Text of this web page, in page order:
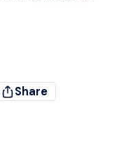
Share